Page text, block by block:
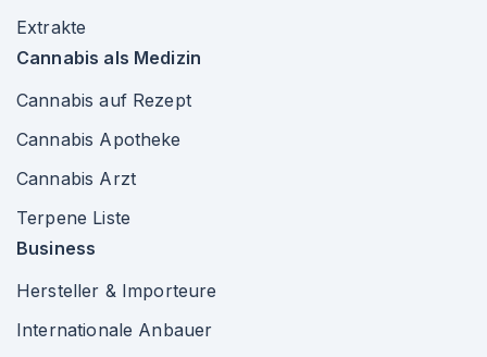
Extrakte
Cannabis als Medizin
Cannabis auf Rezept
Cannabis Apotheke
Cannabis Arzt
Terpene Liste
Business
Hersteller & Importeure
Internationale Anbauer